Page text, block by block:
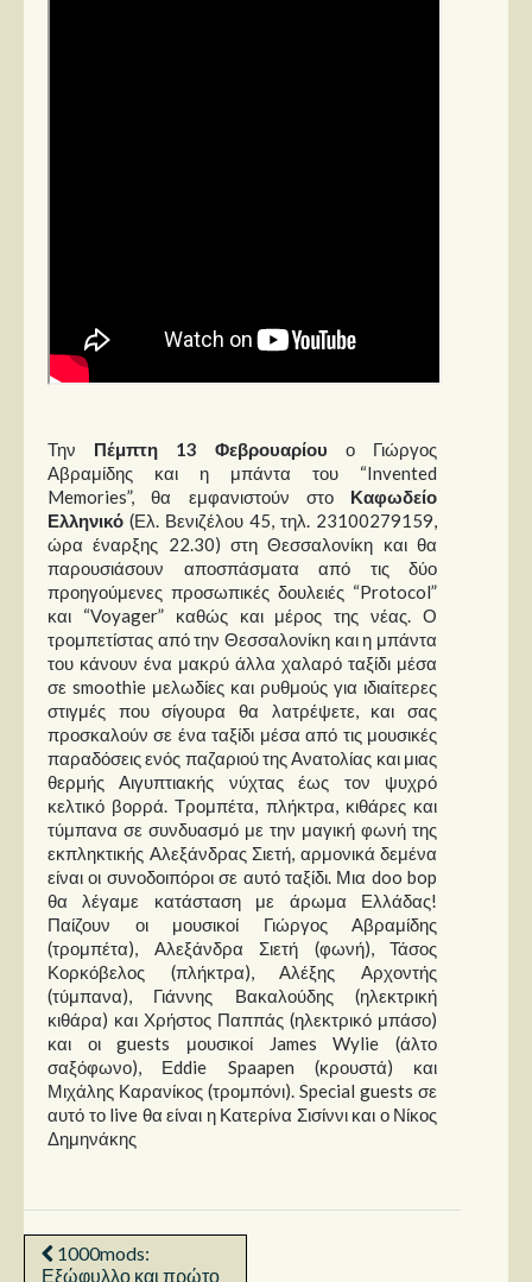
Την Πέμπτη 13 Φεβρουαρίου ο Γιώργος
Αβραμίδης και η μπάντα του “Invented
Memories”, θα εμφανιστούν στο Καφωδείο
Ελληνικό (Ελ. Βενιζέλου 45, τηλ. 23100279159,
ώρα έναρξης 22.30) στη Θεσσαλονίκη και θα
παρουσιάσουν αποσπάσματα από τις δύο
προηγούμενες προσωπικές δουλειές “Protocol”
και “Voyager” καθώς και μέρος της νέας. Ο
τρομπετίστας από την Θεσσαλονίκη και η μπάντα
του κάνουν ένα μακρύ άλλα χαλαρό ταξίδι μέσα
σε smoothie μελωδίες και ρυθμούς για ιδιαίτερες
στιγμές που σίγουρα θα λατρέψετε, και σας
προσκαλούν σε ένα ταξίδι μέσα από τις μουσικές
παραδόσεις ενός παζαριού της Ανατολίας και μιας
θερμής Αιγυπτιακής νύχτας έως τον ψυχρό
κελτικό βορρά. Τρομπέτα, πλήκτρα, κιθάρες και
τύμπανα σε συνδυασμό με την μαγική φωνή της
εκπληκτικής Αλεξάνδρας Σιετή, αρμονικά δεμένα
είναι οι συνοδοιπόροι σε αυτό ταξίδι. Μια doo bop
θα λέγαμε κατάσταση με άρωμα Ελλάδας!
Παίζουν οι μουσικοί Γιώργος Αβραμίδης
(τρομπέτα), Αλεξάνδρα Σιετή (φωνή), Τάσος
Κορκόβελος (πλήκτρα), Αλέξης Αρχοντής
(τύμπανα), Γιάννης Βακαλούδης (ηλεκτρική
κιθάρα) και Χρήστος Παππάς (ηλεκτρικό μπάσο)
και οι guests μουσικοί James Wylie (άλτο
σαξόφωνο), Εddie Spaapen (κρουστά) και
Μιχάλης Καρανίκος (τρομπόνι). Special guests σε
αυτό το live θα είναι η Κατερίνα Σισίννι και ο Νίκος
Δημηνάκης
1000mods:
Εξώφυλλο και πρώτο